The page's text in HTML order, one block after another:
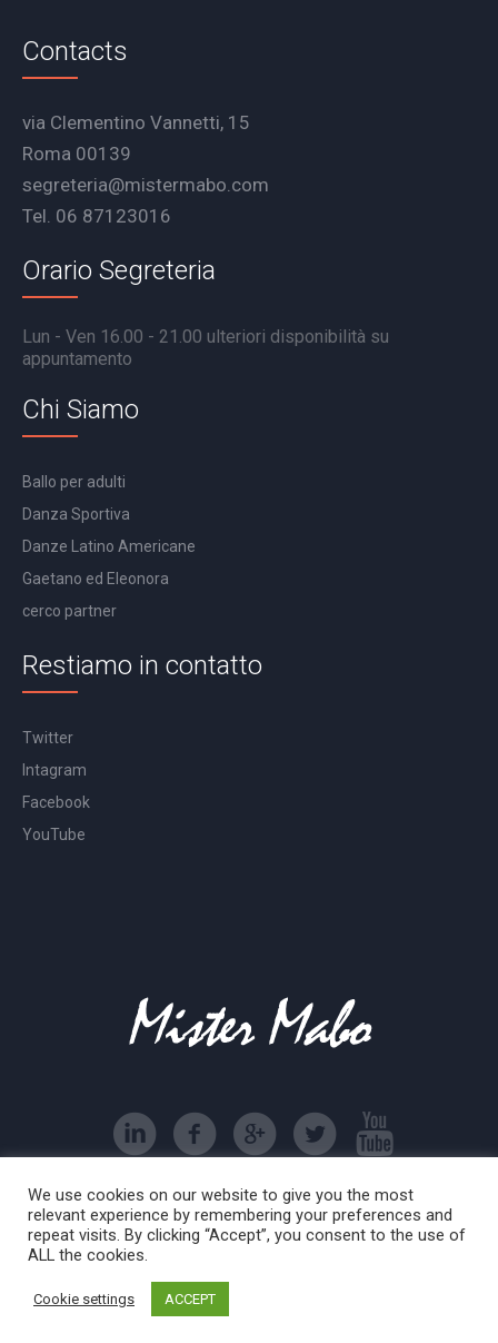
Contacts
via Clementino Vannetti, 15
Roma 00139
segreteria@mistermabo.com
Tel. 06 87123016
Orario Segreteria
Lun - Ven 16.00 - 21.00 ulteriori disponibilità su
appuntamento
Chi Siamo
Ballo per adulti
Danza Sportiva
Danze Latino Americane
Gaetano ed Eleonora
cerco partner
Restiamo in contatto
Twitter
Intagram
Facebook
YouTube
associazione sportiva dilettantistica Mister Mabo © 2016
| All Rights Reserved
We use cookies on our website to give you the most
relevant experience by remembering your preferences and
repeat visits. By clicking “Accept”, you consent to the use of
ALL the cookies.
Cookie settings ACCEPT